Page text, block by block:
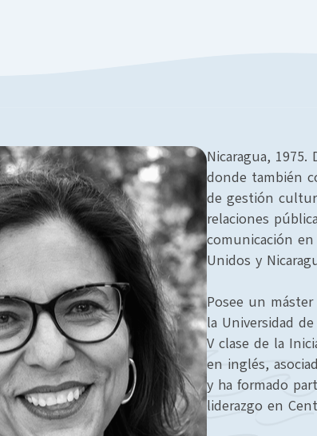
Nicaragua,
donde también
de gestión
relaciones
comunicación
Unidos y
Posee un
la Universidad
V clase de la
en inglés,
y ha formado
liderazgo en